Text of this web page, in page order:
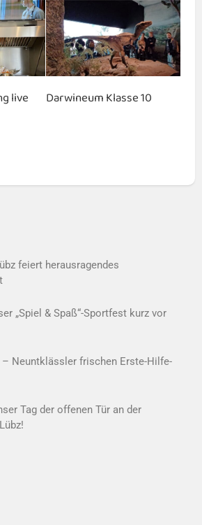
live
Darwineum Klasse 10
feiert herausragendes
„Spiel & Spaß“-Sportfest kurz vor
Neuntklässler frischen Erste-Hilfe-
Tag der offenen Tür an der